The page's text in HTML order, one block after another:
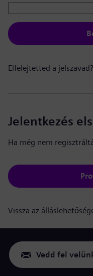
Elfelejtetted a jelszavad?
Jelentkezés
Ha még nem
Vissza az
Vedd fel